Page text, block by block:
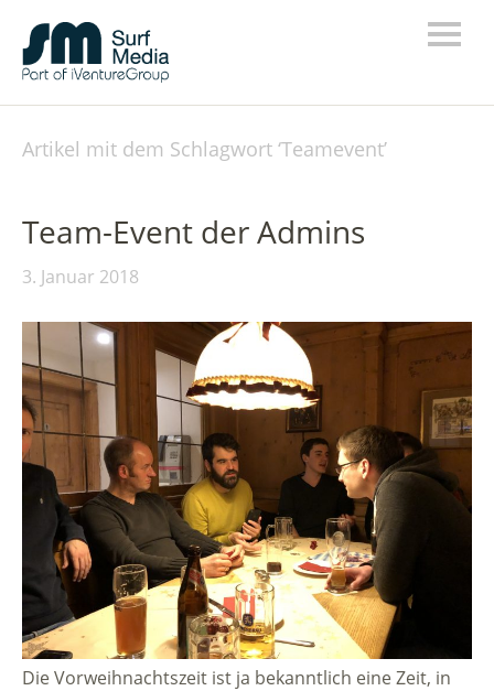
Artikel mit dem Schlagwort ‘Teamevent’
Team-Event der Admins
3. Januar 2018
Die Vorweihnachtszeit ist ja bekanntlich eine Zeit, in